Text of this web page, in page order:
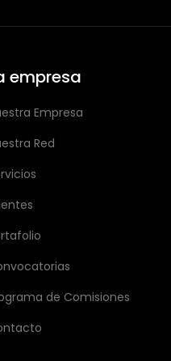
empresa
Empresa
Red
de Comisiones